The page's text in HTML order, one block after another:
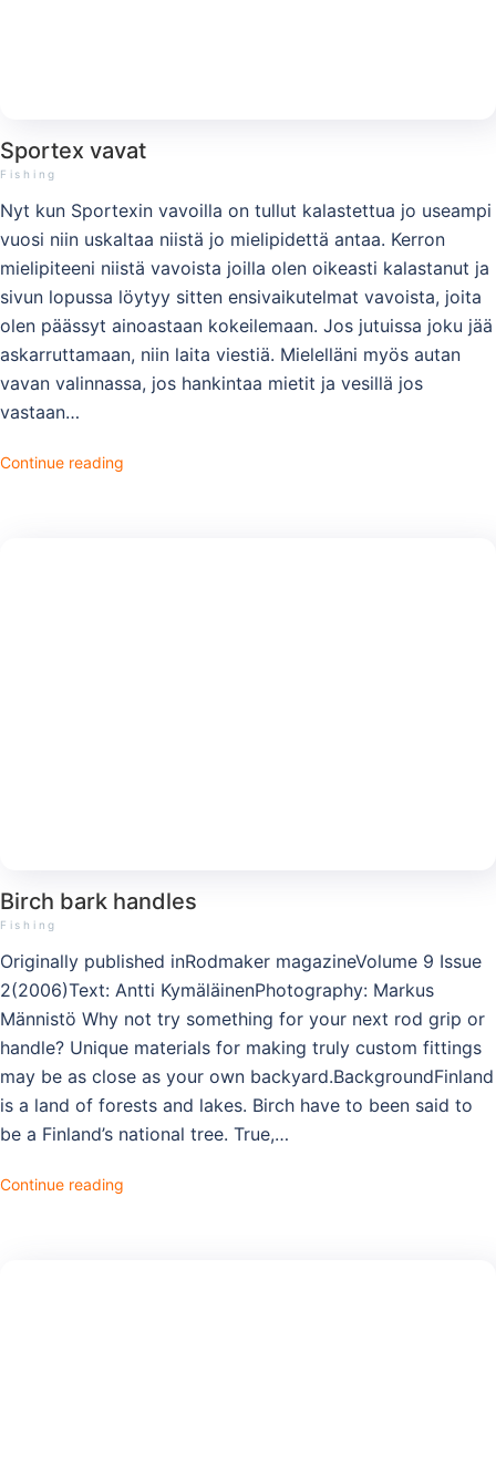
Fishing
Sportex vavat
Nyt kun Sportexin vavoilla on tullut kalastettua jo useampi
vuosi niin uskaltaa niistä jo mielipidettä antaa. Kerron
mielipiteeni niistä vavoista joilla olen oikeasti kalastanut ja
sivun lopussa löytyy sitten ensivaikutelmat vavoista, joita
olen päässyt ainoastaan kokeilemaan. Jos jutuissa joku jää
askarruttamaan, niin laita viestiä. Mielelläni myös autan
vavan valinnassa, jos hankintaa mietit ja vesillä jos
vastaan…
Continue reading
Fishing
Birch bark handles
Originally published inRodmaker magazineVolume 9 Issue
2(2006)Text: Antti KymäläinenPhotography: Markus
Männistö Why not try something for your next rod grip or
handle? Unique materials for making truly custom fittings
may be as close as your own backyard.BackgroundFinland
is a land of forests and lakes. Birch have to been said to
be a Finland’s national tree. True,…
Continue reading